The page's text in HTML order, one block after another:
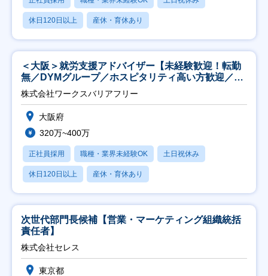
休日120日以上 産休・育休あり
＜大阪＞就労支援アドバイザー【未経験歓迎！転勤
無／DYMグループ／ホスピタリティ高い方歓迎／土
日祝】
株式会社ワークスバリアフリー
大阪府
320万~400万
正社員採用 職種・業界未経験OK 土日祝休み
休日120日以上 産休・育休あり
次世代部門長候補【営業・マーケティング組織統括
責任者】
株式会社セレス
東京都